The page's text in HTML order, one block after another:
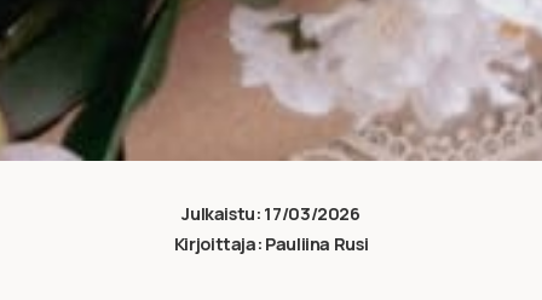
Julkaistu: 17/03/2026
Kirjoittaja: Pauliina Rusi